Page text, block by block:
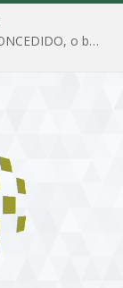
PORTARIA Nº 025/2026-GP/IPREVSSBV – CONCEDIDO, o benefício de PENSÃO a MARIA ESTELA DOS SANTOS SOUZA